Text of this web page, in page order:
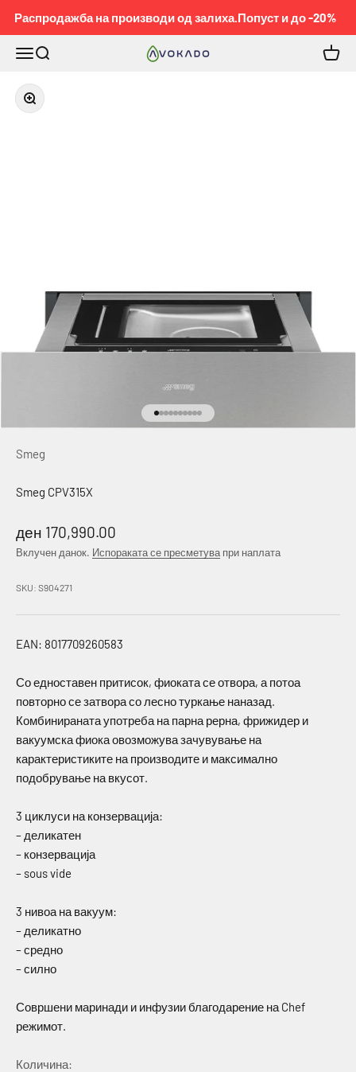
Распродажба на производи од залиха.Попуст и до -20%
MeniPretraga KOBEL™ Korpa
Приближи
Idi na stavku 1
Idi na stavku 2
Idi na stavku 3
Idi na stavku 4
Idi na stavku 5
Idi na stavku 6
Idi na stavku 7
Idi na stavku 8
Idi na stavku 9
Idi na stavku 10
Smeg
Smeg CPV315X
Намалена цена
ден 170,990.00
Вклучен данок. Испораката се пресметува при наплата
SKU: S904271
EAN: 8017709260583
Со едноставен притисок, фиоката се отвора, а потоа
повторно се затвора со лесно туркање наназад.
Комбинираната употреба на парна рерна, фрижидер и
вакуумска фиока овозможува зачувување на
карактеристиките на производите и максимално
подобрување на вкусот.
3 циклуси на конзервација:
– деликатен
– конзервација
– sous vide
3 нивоа на вакуум:
– деликатно
– средно
– силно
Совршени маринади и инфузии благодарение на Chef
режимот.
Количина: